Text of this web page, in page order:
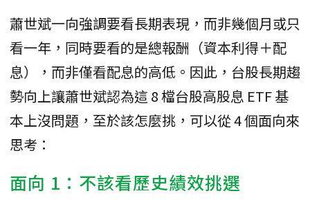
蕭世斌一向強調要看長期表現，而非幾個月或只
看一年，同時要看的是總報酬（資本利得＋配
息），而非僅看配息的高低。因此，台股長期趨
勢向上讓蕭世斌認為這 8 檔台股高股息 ETF 基
本上沒問題，至於該怎麼挑，可以從 4 個面向來
思考：
面向 1：不該看歷史績效挑選